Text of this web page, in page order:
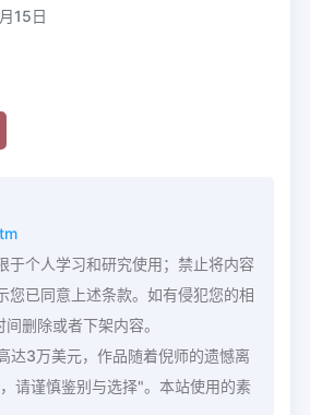
15日
于个人学习和研究使用；禁止将内容
您已同意上述条款。如有侵犯您的相
删除或者下架内容。
达3万美元，作品随着倪师的遗憾离
请谨慎鉴别与选择"。本站使用的素